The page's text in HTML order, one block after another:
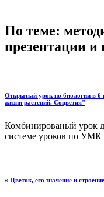
По теме:
презентации и
Открытый урок по биологии в 6
жизни растений. Соцветия"
Комбинированый урок
системе уроков по
« Цветок, его значение и